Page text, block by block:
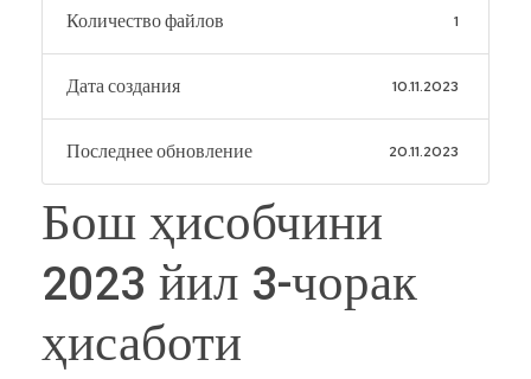
Количество файлов 1
Дата создания 10.11.2023
Последнее обновление 20.11.2023
Бош ҳисобчини
2023 йил 3-чорак
ҳисаботи